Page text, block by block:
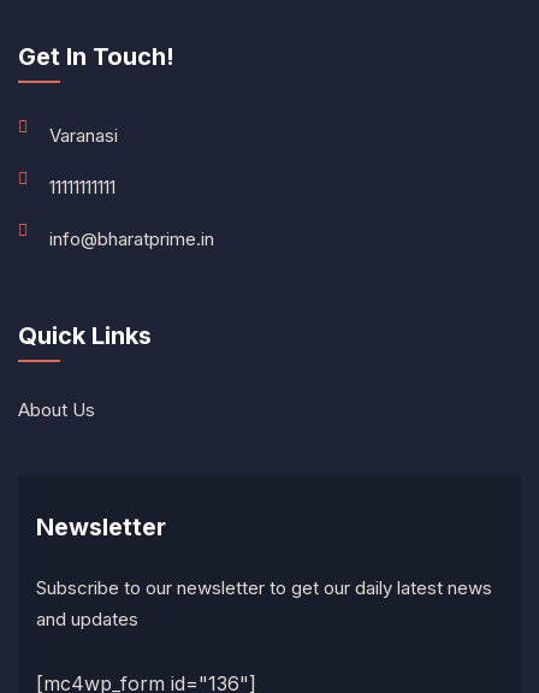
Get In Touch!
Varanasi
11111111111
info@bharatprime.in
Quick Links
About Us
Newsletter
Subscribe to our newsletter to get our daily latest news
and updates
[mc4wp_form id="136"]